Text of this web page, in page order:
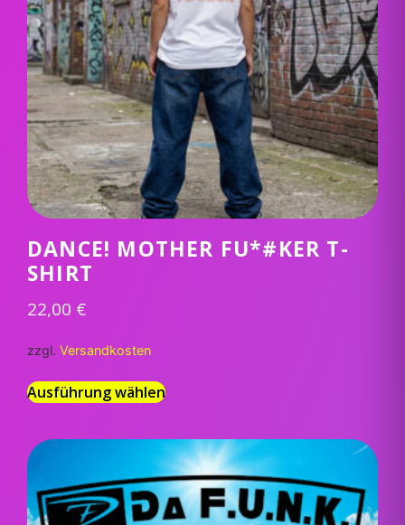
DANCE! MOTHER FU*#KER T-
SHIRT
22,00 €
zzgl. Versandkosten
Ausführung wählen